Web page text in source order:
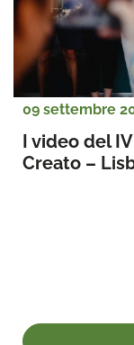
09 settembre
I video del
Creato –